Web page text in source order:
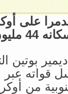
على
نسمة.
بوتين
قواته
من